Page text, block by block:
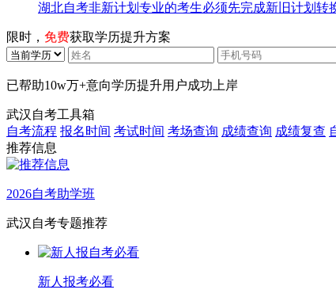
湖北自考非新计划专业的考生必须先完成新旧计划转
限时， 免费获取学历提升方案
已帮助10w万+意向学历提升用户成功上岸
武汉自考工具箱
自考流程 报名时间 考试时间 考场查询 成绩查询 成绩复查
推荐信息
2026自考助学班
武汉自考专题推荐
新人报考必看